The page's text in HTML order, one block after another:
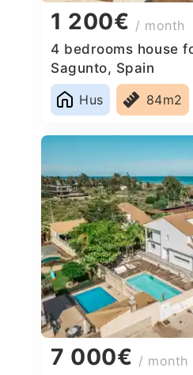
1 200€ / month
4 bedrooms house
Sagunto, Spain
Hus
84m2
7 000€ / month